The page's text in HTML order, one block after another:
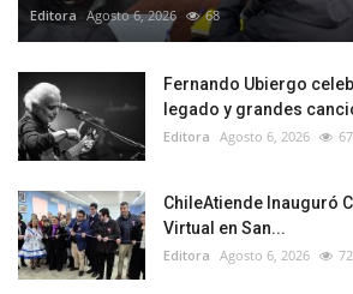
Editora Agosto 6, 2026 68
Fernando Ubiergo
legado y grandes
Editora Agosto 6, 2026 67
ChileAtiende Inauguró
Virtual en San...
Editora Agosto 6, 2026 72